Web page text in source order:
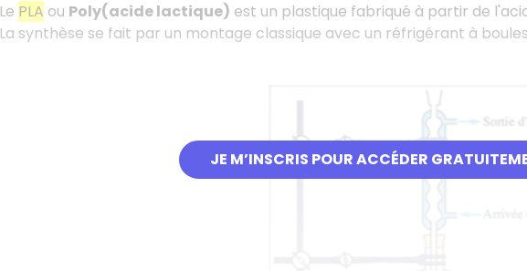
JE M’INSCRIS POUR ACCÉDER
Le PLA ou Poly(acide lactique) est un plastique fabriqué à partir de
La synthèse se fait par un montage classique avec un réfrigérant à